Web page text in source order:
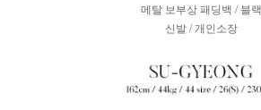
메탈 보부상 패딩백 / 블랙
신발 / 개인소장